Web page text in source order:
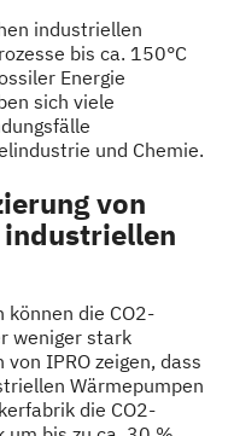
industriellen
bis ca. 150°C
Energie
sich viele
und Chemie.
von
industriellen
können die CO2-
weniger stark
IPRO zeigen, dass
Wärmepumpen
die CO2-